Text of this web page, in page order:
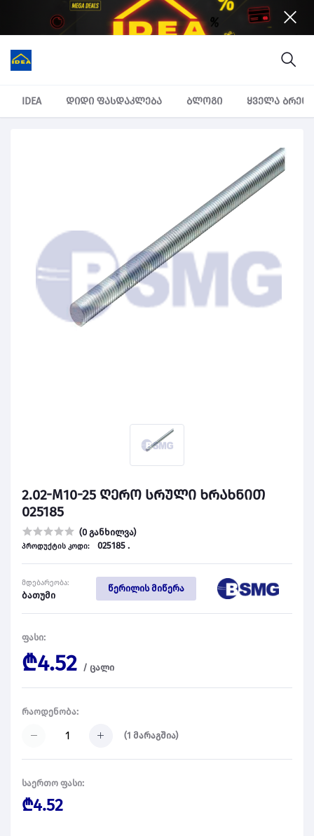
IDEA დიდი ფასდაკლება ბლოგი ყველა
2.02-M10-25 ღერო სრული ხრახნით
025185
(0 განხილვა)
პროდუქტის კოდი: 025185 .
მდებარეობა:
ბათუმი
წერილის მიწერა
ფასი:
₾4.52 / ცალი
რაოდენობა:
(1 მარაგშია)
საერთო ფასი:
₾4.52